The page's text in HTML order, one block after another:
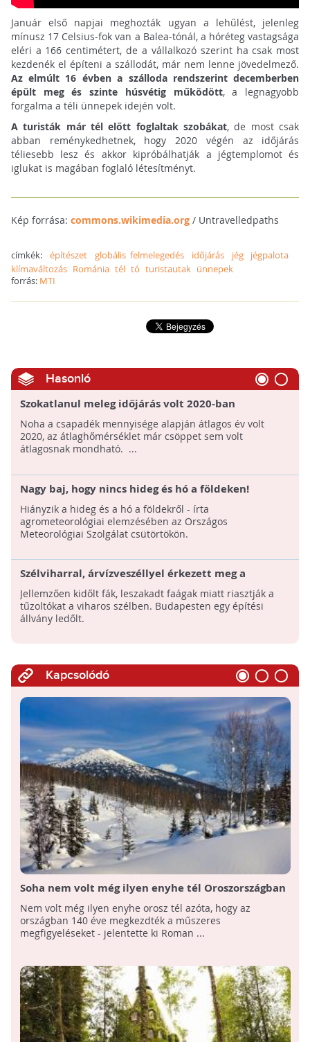
Január első napjai meghozták ugyan a lehűlést, jelenleg
mínusz 17 Celsius-fok van a Balea-tónál, a hóréteg vastagsága
eléri a 166 centimétert, de a vállalkozó szerint ha csak most
kezdenék el építeni a szállodát, már nem lenne jövedelmező.
Az elmúlt 16 évben a szálloda rendszerint decemberben
épült meg és szinte húsvétig működött, a legnagyobb
forgalma a téli ünnepek idején volt.
A turisták már tél előtt foglaltak szobákat, de most csak
abban reménykedhetnek, hogy 2020 végén az időjárás
téliesebb lesz és akkor kipróbálhatják a jégtemplomot és
iglukat is magában foglaló létesítményt.
Kép forrása: commons.wikimedia.org/ Untravelledpaths
címkék:építészet globális felmelegedés időjárás jég
jégpalota
klímaváltozás Románia tél tó turistautak ünnepek
forrás: MTI
Hasonló
Szokatlanul meleg időjárás volt 2020-ban
Magyarországon
Noha a csapadék mennyisége alapján átlagos év volt
2020, az átlaghőmérséklet már csöppet sem volt
átlagosnak mondható. ...
Nagy baj, hogy nincs hideg és hó a földeken!
Hiányzik a hideg és a hó a földekről - írta
agrometeorológiai elemzésében az Országos
Meteorológiai Szolgálat csütörtökön.
Szélviharral, árvízveszéllyel érkezett meg a
karácsony
Jellemzően kidőlt fák, leszakadt faágak miatt riasztják a
tűzoltókat a viharos szélben. Budapesten egy építési
állvány ledőlt.
Kapcsolódó
Soha nem volt még ilyen enyhe tél Oroszországban
Nem volt még ilyen enyhe orosz tél azóta, hogy az
országban 140 éve megkezdték a műszeres
megfigyeléseket - jelentette ki Roman ...